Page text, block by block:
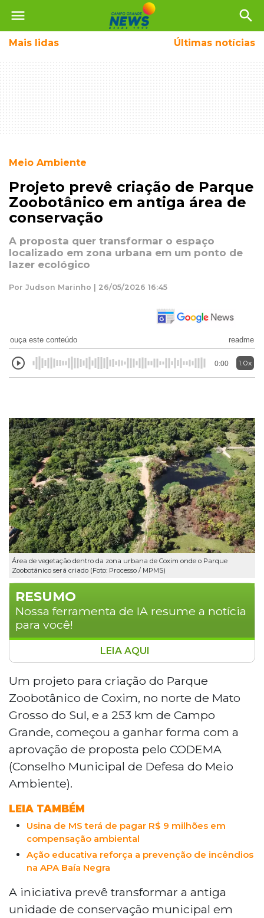
menu search
Mais lidas Últimas notícias
Meio Ambiente
Projeto prevê criação de Parque
Zoobotânico em antiga área de
conservação
A proposta quer transformar o espaço
localizado em zona urbana em um ponto de
lazer ecológico
Por Judson Marinho | 26/05/2026 16:45
ouça este conteúdo readme
0:00 1.0x
Área de vegetação dentro da zona urbana de Coxim onde o Parque
Zoobotánico será criado (Foto: Processo / MPMS)
RESUMO
Nossa ferramenta de IA resume a notícia
para você!
O Conselho Municipal de Defesa do Meio
Ambiente aprovou a criação do Parque
Zoobotânico de Coxim, no norte de Mato
Grosso do Sul. O projeto visa transformar
uma antiga unidade de conservação em
área de lazer e preservação, combatendo
históricos de desmatamento, poluição e
ocupação irregular no local. Com apoio do
Ministério Público, a iniciativa busca agora
recursos para o projeto executivo e
investimentos governamentais para
recuperar a qualidade ambiental e a
segurança da região.
LEIA AQUI
Um projeto para criação do Parque
Zoobotânico de Coxim, no norte de Mato
Grosso do Sul, e a 253 km de Campo
Grande, começou a ganhar forma com a
aprovação de proposta pelo CODEMA
(Conselho Municipal de Defesa do Meio
Ambiente).
LEIA TAMBÉM
Usina de MS terá de pagar R$ 9 milhões em
compensação ambiental
Ação educativa reforça a prevenção de incêndios
na APA Baía Negra
A iniciativa prevê transformar a antiga
unidade de conservação municipal em